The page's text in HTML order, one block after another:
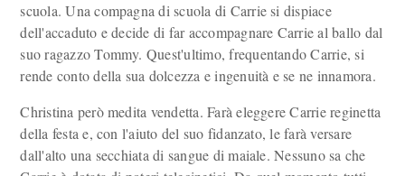
scuola. Una compagna di scuola di Carrie si dispiace
dell'accaduto e decide di far accompagnare Carrie al ballo dal
suo ragazzo Tommy. Quest'ultimo, frequentando Carrie, si
rende conto della sua dolcezza e ingenuità e se ne innamora.
Christina però medita vendetta. Farà eleggere Carrie reginetta
della festa e, con l'aiuto del suo fidanzato, le farà versare
dall'alto una secchiata di sangue di maiale. Nessuno sa che